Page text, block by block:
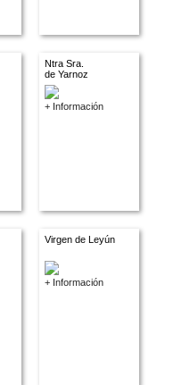
Ntra Sra.
de Yarnoz
+ Información
Virgen de Leyún
+ Información